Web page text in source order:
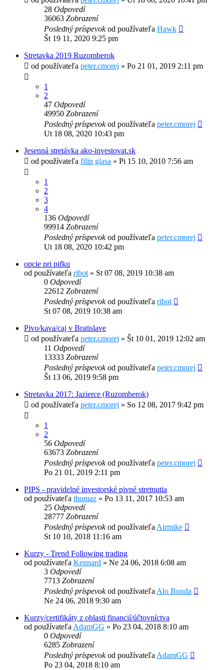
28 Odpovedí
36063 Zobrazení
Posledný príspevokod používateľa Hawk
Št 19 11, 2020 9:25 pm
Stretavka 2019 Ruzomberok
od používateľa peter.cmorej » Po 21 01, 2019 2:11 pm
1
2
47 Odpovedí
49950 Zobrazení
Posledný príspevokod používateľa peter.cmorej
Ut 18 08, 2020 10:43 pm
Jesenná stretávka ako-investovat.sk
od používateľa filip glasa » Pi 15 10, 2010 7:56 am
1
2
3
4
136 Odpovedí
99914 Zobrazení
Posledný príspevokod používateľa peter.cmorej
Ut 18 08, 2020 10:42 pm
opcie pri pifku
od používateľa ribot» St 07 08, 2019 10:38 am
0 Odpovedí
22612 Zobrazení
Posledný príspevokod používateľa ribot
St 07 08, 2019 10:38 am
Pivo/kava/caj v Bratislave
od používateľa peter.cmorej » Št 10 01, 2019 12:02 am
11 Odpovedí
13333 Zobrazení
Posledný príspevokod používateľa peter.cmorej
Št 13 06, 2019 9:58 pm
Stretavka 2017: Jazierce (Ruzomberok)
od používateľa peter.cmorej » So 12 08, 2017 9:42 pm
1
2
56 Odpovedí
63673 Zobrazení
Posledný príspevokod používateľa peter.cmorej
Po 21 01, 2019 2:11 pm
PIPS - pravidelné investorské pivné stretnutia
od používateľa thomaz » Po 13 11, 2017 10:53 am
25 Odpovedí
28777 Zobrazení
Posledný príspevokod používateľaAirmike
St 10 10, 2018 11:16 am
Kurzy - Trend Following trading
od používateľa Kennard » Ne 24 06, 2018 6:08 am
3 Odpovedí
7713 Zobrazení
Posledný príspevokod používateľaAlo Bunda
Ne 24 06, 2018 9:30 am
Kurzy/certifikáty z oblasti financií/účtovníctva
od používateľaAdamGG » Po 23 04, 2018 8:10 am
0 Odpovedí
6285 Zobrazení
Posledný príspevokod používateľaAdamGG
Po 23 04, 2018 8:10 am